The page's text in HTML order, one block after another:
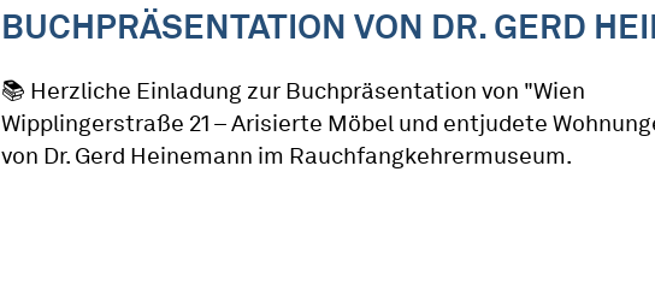
BUCHPRÄSENTATION VON DR. GERD
📚 Herzliche Einladung zur Buchpräsentation von "Wien
Wipplingerstraße 21 – Arisierte Möbel und entjudete
von Dr. Gerd Heinemann im Rauchfangkehrermuseum.